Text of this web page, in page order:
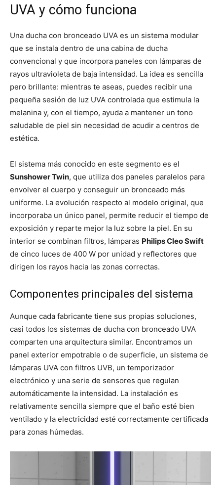
UVA y cómo funciona
Una ducha con bronceado UVA es un sistema modular
que se instala dentro de una cabina de ducha
convencional y que incorpora paneles con lámparas de
rayos ultravioleta de baja intensidad. La idea es sencilla
pero brillante: mientras te aseas, puedes recibir una
pequeña sesión de luz UVA controlada que estimula la
melanina y, con el tiempo, ayuda a mantener un tono
saludable de piel sin necesidad de acudir a centros de
estética.
El sistema más conocido en este segmento es el
Sunshower Twin, que utiliza dos paneles paralelos para
envolver el cuerpo y conseguir un bronceado más
uniforme. La evolución respecto al modelo original, que
incorporaba un único panel, permite reducir el tiempo de
exposición y reparte mejor la luz sobre la piel. En su
interior se combinan filtros, lámparas Philips Cleo Swift
de cinco luces de 400 W por unidad y reflectores que
dirigen los rayos hacia las zonas correctas.
Componentes principales del sistema
Aunque cada fabricante tiene sus propias soluciones,
casi todos los sistemas de ducha con bronceado UVA
comparten una arquitectura similar. Encontramos un
panel exterior empotrable o de superficie, un sistema de
lámparas UVA con filtros UVB, un temporizador
electrónico y una serie de sensores que regulan
automáticamente la intensidad. La instalación es
relativamente sencilla siempre que el baño esté bien
ventilado y la electricidad esté correctamente certificada
para zonas húmedas.